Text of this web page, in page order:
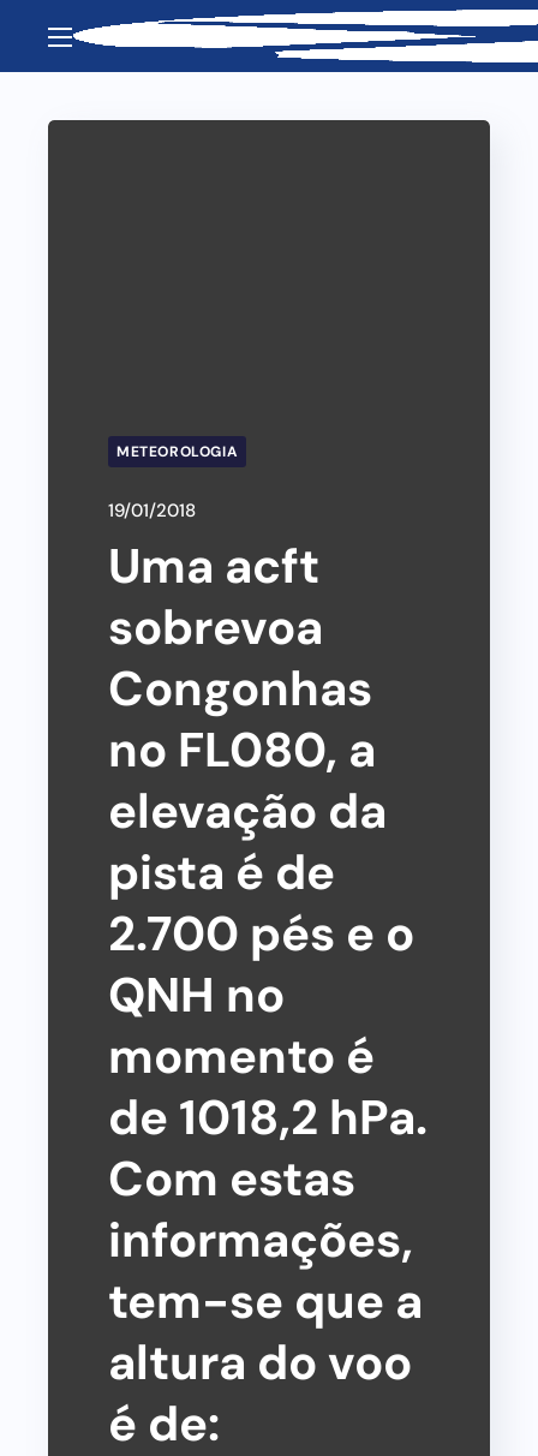
METEOROLOGIA
19/01/2018
Uma acft
sobrevoa
Congonhas
no FL080, a
elevação da
pista é de
2.700 pés e o
QNH no
momento é
de 1018,2 hPa.
Com estas
informações,
tem-se que a
altura do voo
é de: